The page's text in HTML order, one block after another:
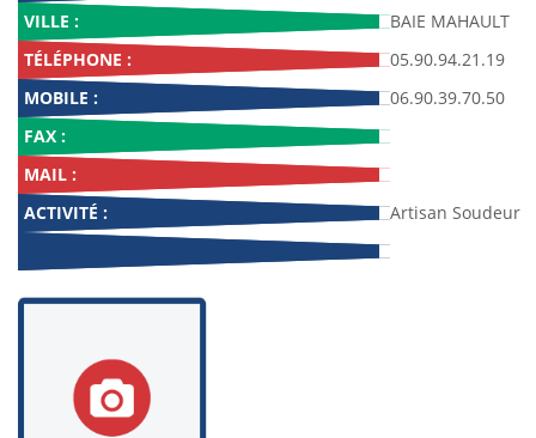
VILLE :
BAIE MAHAULT
TÉLÉPHONE :
05.90.94.21.19
MOBILE :
06.90.39.70.50
FAX :
MAIL :
ACTIVITÉ :
Artisan Soudeur